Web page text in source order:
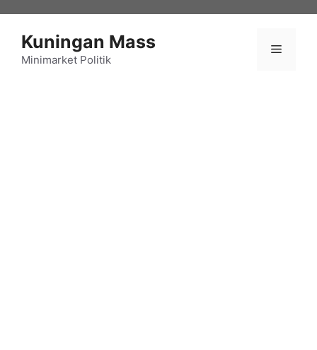
Kuningan Mass
Minimarket Politik
Menu